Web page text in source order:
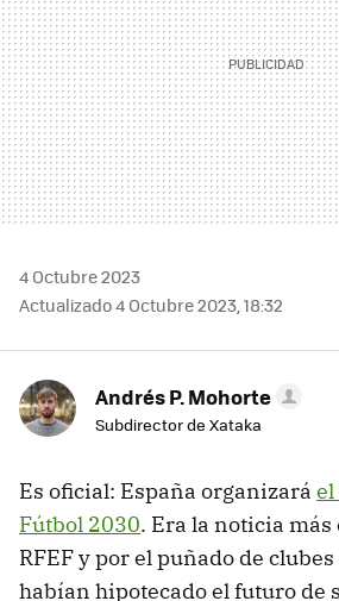
4 Octubre 2023
Actualizado 4 Octubre 2023, 18:32
Andrés P. Mohorte
Subdirector de Xataka
Es oficial: España organizará el
Fútbol 2030. Era la noticia más
RFEF y por el puñado de
habían hipotecado el futuro de